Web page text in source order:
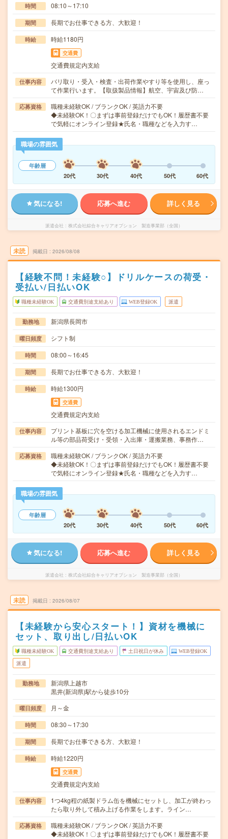
時間 08:10～17:10
期間 長期でお仕事できる方、大歓迎！
時給 時給1180円
交通費
交通費規定内支給
仕事内容
バリ取り・受入・検査・出荷作業やすり等を使用し、座っ
て作業行います。【取扱製品情報】航空、宇宙及び防…
応募資格
職種未経験OK / ブランクOK / 英語力不要
◆未経験OK！〇まずは事前登録だけでもOK！履歴書不要
で気軽にオンライン登録★氏名・職種などを入力す…
職場の雰囲気
年齢層
20代
30代 40代 50代 60代
気になる! 応募へ進む 詳しく見る
派遣会社 株式会社綜合キャリアオプション 製造事業部（全国）
未読 掲載日 2026/08/08
【経験不問！未経験○】ドリルケースの荷受・
受払い/日払いOK
職種未経験OK 交通費別途支給あり WEB登録OK 派遣
勤務地 新潟県長岡市
曜日頻度 シフト制
時間 08:00～16:45
期間 長期でお仕事できる方、大歓迎！
時給 時給1300円
交通費
交通費規定内支給
仕事内容
プリント基板に穴を空ける加工機械に使用されるエンドミ
ル等の部品荷受け・受領・入出庫・運搬業務、事務作…
応募資格
職種未経験OK / ブランクOK / 英語力不要
◆未経験OK！〇まずは事前登録だけでもOK！履歴書不要
で気軽にオンライン登録★氏名・職種などを入力す…
職場の雰囲気
年齢層
20代
30代 40代 50代 60代
気になる! 応募へ進む 詳しく見る
派遣会社 株式会社綜合キャリアオプション 製造事業部（全国）
未読 掲載日 2026/08/07
【未経験から安心スタート！】資材を機械に
セット、取り出し/日払いOK
職種未経験OK 交通費別途支給あり 土日祝日が休み WEB登録OK
派遣
勤務地
新潟県上越市
黒井(新潟県)駅から徒歩10分
曜日頻度 月～金
時間 08:30～17:30
期間 長期でお仕事できる方、大歓迎！
時給 時給1220円
交通費
交通費規定内支給
仕事内容
1つ4kg程の紙製ドラム缶を機械にセットし、加工が終わっ
たら取り外して積み上げる作業をします。ライン…
応募資格
職種未経験OK / ブランクOK / 英語力不要
◆未経験OK！〇まずは事前登録だけでもOK！履歴書不要